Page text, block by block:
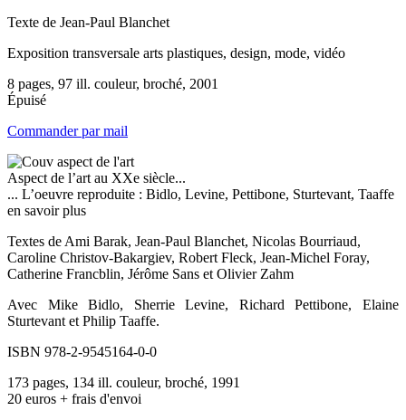
Texte de Jean-Paul Blanchet
Exposition transversale arts plastiques, design, mode, vidéo
8 pages, 97 ill. couleur, broché, 2001
Épuisé
Commander par mail
Aspect de l’art au XXe siècle...
... L’oeuvre reproduite : Bidlo, Levine, Pettibone, Sturtevant, Taaffe
en savoir plus
Textes de Ami Barak, Jean-Paul Blanchet, Nicolas Bourriaud,
Caroline Christov-Bakargiev, Robert Fleck, Jean-Michel Foray,
Catherine Francblin, Jérôme Sans et Olivier Zahm
Avec Mike Bidlo, Sherrie Levine, Richard Pettibone, Elaine
Sturtevant et Philip Taaffe.
ISBN 978-2-9545164-0-0
173 pages, 134 ill. couleur, broché, 1991
20 euros + frais d'envoi